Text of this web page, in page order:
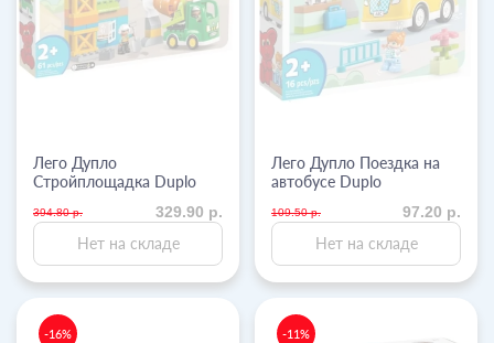
Лего Дупло
Стройплощадка Duplo
394.80 р. 329.90 р.
Нет на складе
Лего Дупло Поездка на
автобусе Duplo
109.50 р. 97.20 р.
Нет на складе
-16% -11%